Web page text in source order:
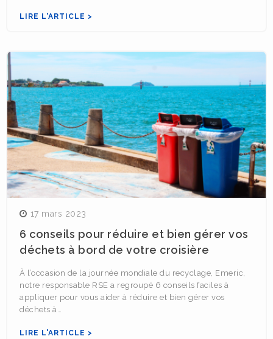
LIRE L'ARTICLE >
17 mars 2023
6 conseils pour réduire et bien gérer vos
déchets à bord de votre croisière
À l’occasion de la journée mondiale du recyclage, Emeric,
notre responsable RSE a regroupé 6 conseils faciles à
appliquer pour vous aider à réduire et bien gérer vos
déchets à…
LIRE L'ARTICLE >